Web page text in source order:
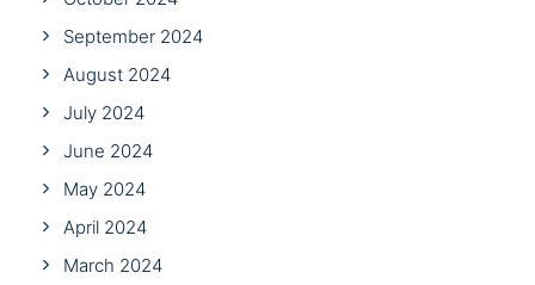
September 2024
August 2024
July 2024
June 2024
May 2024
April 2024
March 2024